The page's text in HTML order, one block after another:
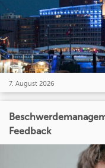
7. August 2026
Feedback